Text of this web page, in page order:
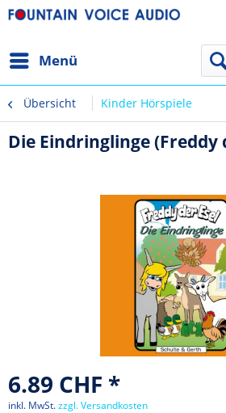
Menü
Übersicht Kinder Hörspiele
Die Eindringlinge (Freddy
6.89 CHF *
inkl. MwSt.zzgl. Versandkosten